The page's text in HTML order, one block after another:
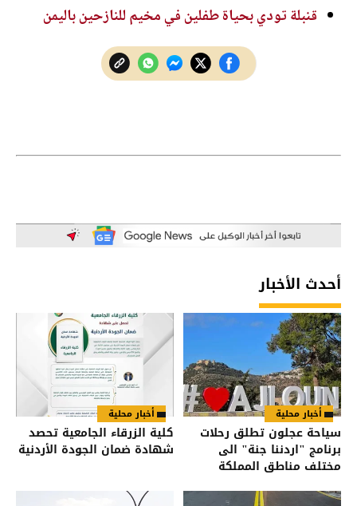
قنبلة تودي بحياة طفلين في مخيم للنازحين باليمن
أحدث الأخبار
أخبار محلية
سياحة عجلون تطلق رحلات
برنامج "اردننا جنة" الى
مختلف مناطق المملكة
أخبار محلية
كلية الزرقاء الجامعية تحصد
شهادة ضمان الجودة الأردنية